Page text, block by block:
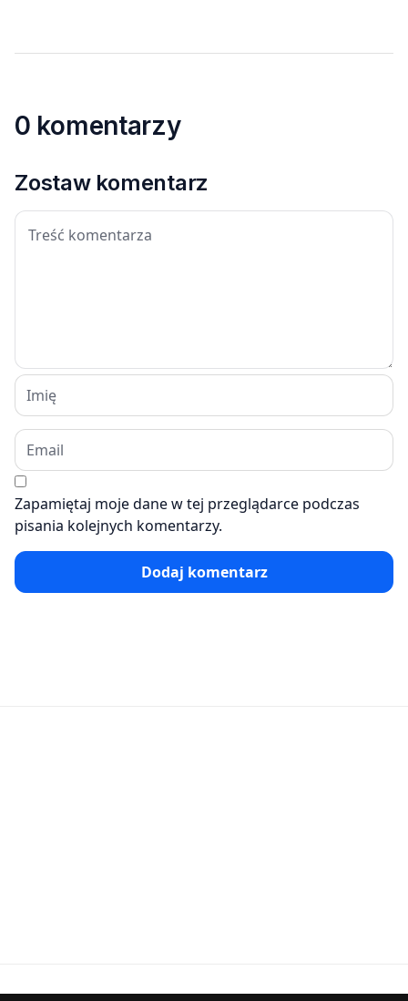
0 komentarzy
Zostaw komentarz
Zapamiętaj moje dane w tej przeglądarce podczas
pisania kolejnych komentarzy.
Dodaj komentarz